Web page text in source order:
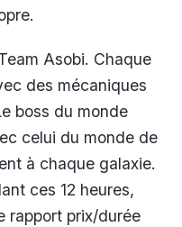
Asobi. Chaque
des mécaniques
boss du monde
celui du monde de
à chaque galaxie.
ces 12 heures,
rapport prix/durée